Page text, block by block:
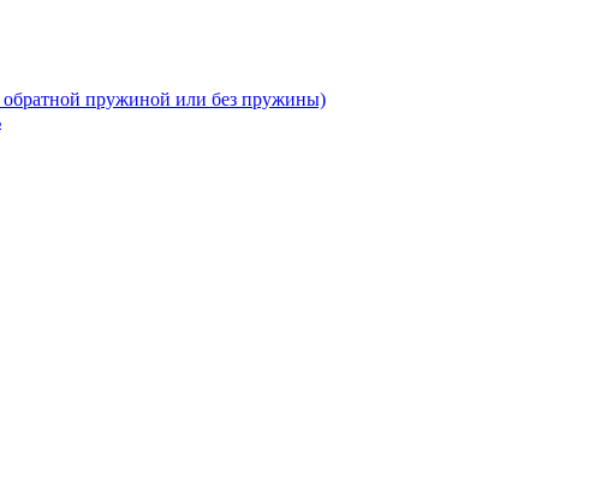
обратной пружиной или без пружины)